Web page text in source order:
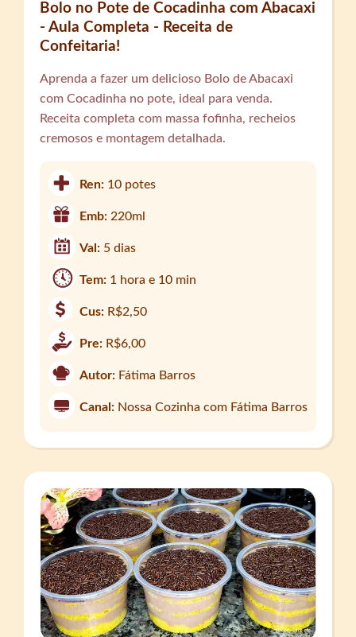
Bolo no Pote de Cocadinha com Abacaxi
- Aula Completa - Receita de
Confeitaria!
Aprenda a fazer um delicioso Bolo de Abacaxi
com Cocadinha no pote, ideal para venda.
Receita completa com massa fofinha, recheios
cremosos e montagem detalhada.
Ren: 10 potes
Emb:220ml
Val: 5 dias
Tem: 1 hora e 10 min
Cus: R$2,50
Pre: R$6,00
Autor: Fátima Barros
Canal: Nossa Cozinha com Fátima Barros